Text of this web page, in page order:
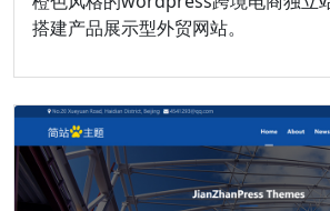
搭建产品展示型外贸网站。